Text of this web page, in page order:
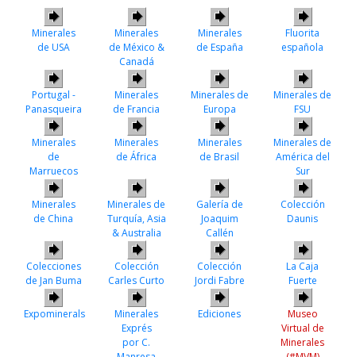
Minerales
de USA
Minerales
de México &
Canadá
Minerales
de España
Fluorita
española
Portugal -
Panasqueira
Minerales
de Francia
Minerales de
Europa
Minerales de
FSU
Minerales
de
Marruecos
Minerales
de África
Minerales
de Brasil
Minerales de
América del
Sur
Minerales
de China
Minerales de
Turquía, Asia
& Australia
Galería de
Joaquim
Callén
Colección
Daunis
Colecciones
de Jan Buma
Colección
Carles Curto
Colección
Jordi Fabre
La Caja
Fuerte
Expominerals
Minerales
Exprés
por C.
Ediciones
Museo
Virtual de
Minerales